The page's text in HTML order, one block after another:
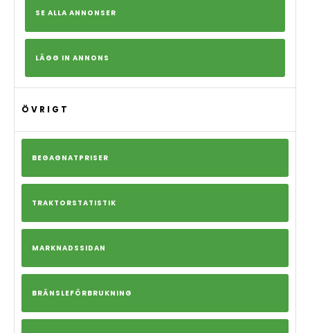
SE ALLA ANNONSER
LÄGG IN ANNONS
ÖVRIGT
BEGAGNATPRISER
TRAKTORSTATISTIK
MARKNADSSIDAN
BRÄNSLEFÖRBRUKNING